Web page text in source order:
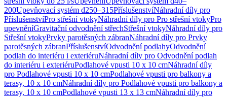
200Upevňovací systém d250–315PříslušenstvíNáhradní díly pro
PříslušenstvíPro střešní vtokyNáhradní díly pro Pro střešní vtokyPro
upevněníGravitační odvodnění střechStřešní vtokyNáhradní díly pro
Střešní vtokyPrvky parotěsných zábranNáhradní díly pro Prvky
parotěsných zábranPříslušenstvíOdvodnění podlahyOdvodnění
podlah do interiéru i exteriéruNáhradní díly pro Odvodnění podlah
do interiéru i exteriéruPodlahové vpusti 10 x 10 cmNáhradní díly
pro Podlahové vpusti 10 x 10 cmPodlahové vpusti pro balkony a
terasy, 10 x 10 cmNáhradní díly pro Podlahové vpusti pro balkony a
terasy, 10 x 10 cmPodlahové vpusti 13 x 13 cmNáhradní díly pro